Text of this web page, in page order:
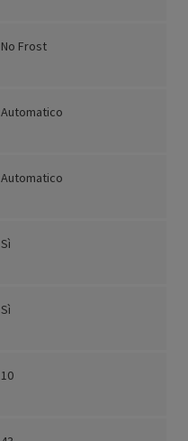
No Frost
Automatico
Automatico
Sì
Sì
10